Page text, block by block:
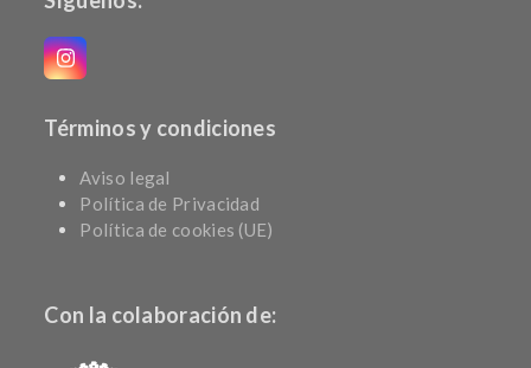
Instagram
Términos y condiciones
Aviso legal
Política de Privacidad
Política de cookies (UE)
Con la colaboración de: